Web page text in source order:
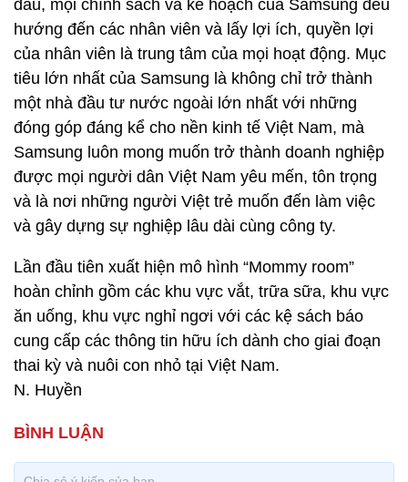
đầu, mọi chính sách và kế hoạch của Samsung đều
hướng đến các nhân viên và lấy lợi ích, quyền lợi
của nhân viên là trung tâm của mọi hoạt động. Mục
tiêu lớn nhất của Samsung là không chỉ trở thành
một nhà đầu tư nước ngoài lớn nhất với những
đóng góp đáng kể cho nền kinh tế Việt Nam, mà
Samsung luôn mong muốn trở thành doanh nghiệp
được mọi người dân Việt Nam yêu mến, tôn trọng
và là nơi những người Việt trẻ muốn đến làm việc
và gây dựng sự nghiệp lâu dài cùng công ty.
Lần đầu tiên xuất hiện mô hình “Mommy room”
hoàn chỉnh gồm các khu vực vắt, trữa sữa, khu vực
ăn uống, khu vực nghỉ ngơi với các kệ sách báo
cung cấp các thông tin hữu ích dành cho giai đoạn
thai kỳ và nuôi con nhỏ tại Việt Nam.
N. Huyền